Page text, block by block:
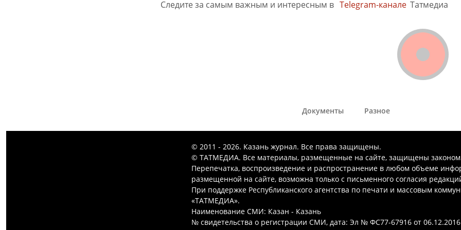
Следите за самым важным и интересным в Telegram-канале Татмедиа
Документы Разное
© 2011 - 2026. Казань журнал. Все права защищены.
© ТАТМЕДИА. Все материалы, размещенные на сайте, защищены
Перепечатка, воспроизведение и распространение в любом объеме
размещенной на сайте, возможна только с письменного согласия
При поддержке Республиканского агентства по печати и массовым
«ТАТМЕДИА».
Наименование СМИ: Казан - Казань
№ свидетельства о регистрации СМИ, дата: Эл № ФС77-67916 от 06.12.2016